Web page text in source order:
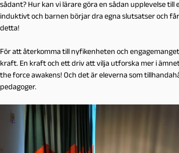
sådant? Hur kan vi lärare göra en sådan upplevelse
induktivt och barnen börjar dra egna slutsatser och
detta!
För att återkomma till nyfikenheten och
kraft. En kraft och ett driv att vilja utforska mer i
the force awakens! Och det är eleverna som
pedagoger.